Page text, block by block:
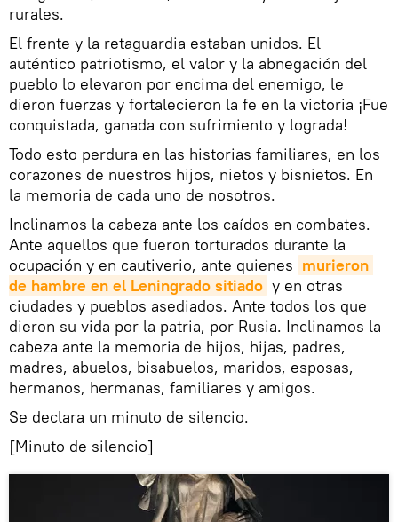
rurales.
El frente y la retaguardia estaban unidos. El
auténtico patriotismo, el valor y la abnegación del
pueblo lo elevaron por encima del enemigo, le
dieron fuerzas y fortalecieron la fe en la victoria ¡Fue
conquistada, ganada con sufrimiento y lograda!
Todo esto perdura en las historias familiares, en los
corazones de nuestros hijos, nietos y bisnietos. En
la memoria de cada uno de nosotros.
Inclinamos la cabeza ante los caídos en combates.
Ante aquellos que fueron torturados durante la
ocupación y en cautiverio, ante quienes murieron
de hambre en el Leningrado sitiado y en otras
ciudades y pueblos asediados. Ante todos los que
dieron su vida por la patria, por Rusia. Inclinamos la
cabeza ante la memoria de hijos, hijas, padres,
madres, abuelos, bisabuelos, maridos, esposas,
hermanos, hermanas, familiares y amigos.
Se declara un minuto de silencio.
[Minuto de silencio]